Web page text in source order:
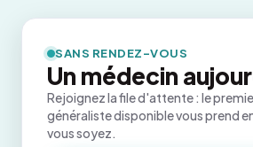
SANS RENDEZ-VOUS
Un médecin
Rejoignez la file d'attente : le
généraliste disponible vous prend
vous soyez.